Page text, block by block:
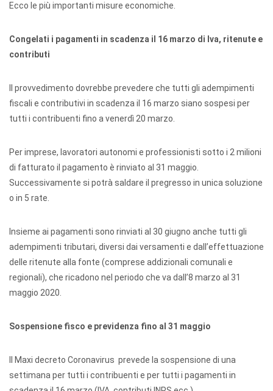
Ecco le più importanti misure economiche.
Congelati i pagamenti in scadenza il 16 marzo di Iva, ritenute e
contributi
Il provvedimento dovrebbe prevedere che tutti gli adempimenti
fiscali e contributivi in scadenza il 16 marzo siano sospesi per
tutti i contribuenti fino a venerdì 20 marzo.
Per imprese, lavoratori autonomi e professionisti sotto i 2 milioni
di fatturato il pagamento è rinviato al 31 maggio.
Successivamente si potrà saldare il pregresso in unica soluzione
o in 5 rate.
Insieme ai pagamenti sono rinviati al 30 giugno anche tutti gli
adempimenti tributari, diversi dai versamenti e dall’effettuazione
delle ritenute alla fonte (comprese addizionali comunali e
regionali), che ricadono nel periodo che va dall’8 marzo al 31
maggio 2020.
Sospensione fisco e previdenza fino al 31 maggio
Il Maxi decreto Coronavirus prevede la sospensione di una
settimana per tutti i contribuenti e per tutti i pagamenti in